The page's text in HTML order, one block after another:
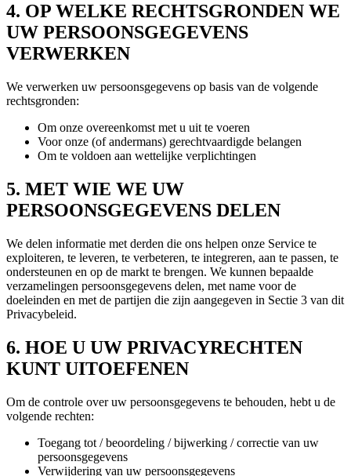
4. OP WELKE RECHTSGRONDEN WE
UW PERSOONSGEGEVENS
VERWERKEN
We verwerken uw persoonsgegevens op basis van de volgende
rechtsgronden:
Om onze overeenkomst met u uit te voeren
Voor onze (of andermans) gerechtvaardigde belangen
Om te voldoen aan wettelijke verplichtingen
5. MET WIE WE UW
PERSOONSGEGEVENS DELEN
We delen informatie met derden die ons helpen onze Service te
exploiteren, te leveren, te verbeteren, te integreren, aan te passen, te
ondersteunen en op de markt te brengen. We kunnen bepaalde
verzamelingen persoonsgegevens delen, met name voor de
doeleinden en met de partijen die zijn aangegeven in Sectie 3 van dit
Privacybeleid.
6. HOE U UW PRIVACYRECHTEN
KUNT UITOEFENEN
Om de controle over uw persoonsgegevens te behouden, hebt u de
volgende rechten:
Toegang tot / beoordeling / bijwerking / correctie van uw
persoonsgegevens
Verwijdering van uw persoonsgegevens